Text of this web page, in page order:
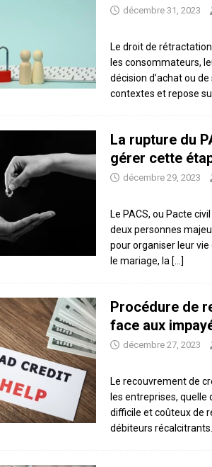
décembre 31, 2023
Le droit de
les consommateurs,
décision d’achat ou
contextes et repose
La rupture du
gérer cette
décembre 29, 2023
Le PACS, ou Pacte
deux personnes
pour organiser leur
le mariage, la […]
Procédure de
face aux
décembre 27, 2023
Le recouvrement de
les entreprises, quelle
difficile et coûteux de
débiteurs